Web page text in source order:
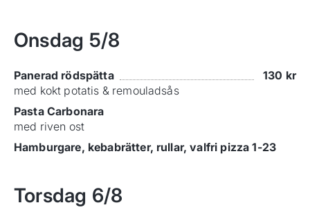
Onsdag 5/8
Panerad rödspätta 130 kr
med kokt potatis & remouladsås
Pasta Carbonara
med riven ost
Hamburgare, kebabrätter, rullar, valfri pizza 1-23
Torsdag 6/8